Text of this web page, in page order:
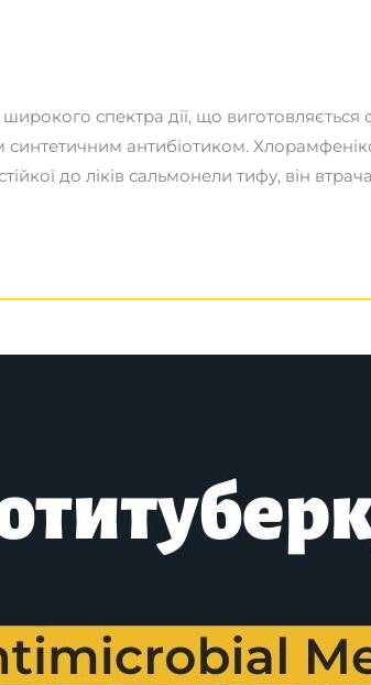
спектра дії, що
антибіотиком.
до ліків сальмонели тифу, він